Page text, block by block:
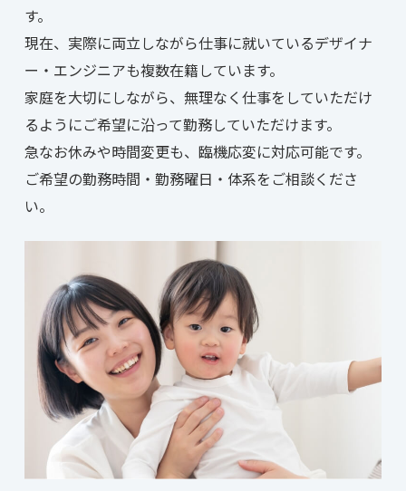
す。
現在、実際に両立しながら仕事に就いているデザイナ
ー・エンジニアも複数在籍しています。
家庭を大切にしながら、無理なく仕事をしていただけ
るようにご希望に沿って勤務していただけます。
急なお休みや時間変更も、臨機応変に対応可能です。
ご希望の勤務時間・勤務曜日・体系をご相談くださ
い。